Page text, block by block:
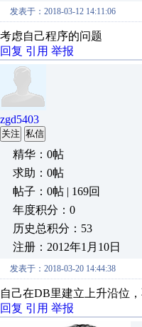
发表于：2018-03-12 14:11:06
考虑自己程序的问题
回复 引用 举报
zgd5403
关注 私信
精华：0帖
求助：0帖
帖子：0帖 | 169回
年度积分：0
历史总积分：53
注册：2012年1月10日
发表于：2018-03-20 14:44:38
自己在DB里建立上升沿位
回复 引用 举报